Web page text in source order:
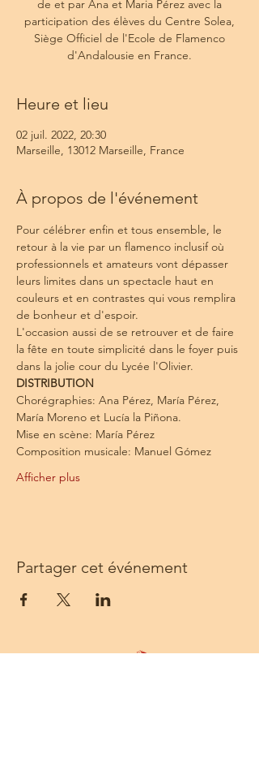
de et par Ana et Maria Pérez avec la
participation des élèves du Centre Solea,
Siège Officiel de l'Ecole de Flamenco
d'Andalousie en France.
Heure et lieu
02 juil. 2022, 20:30
Marseille, 13012 Marseille, France
À propos de l'événement
Pour célébrer enfin et tous ensemble, le
retour à la vie par un flamenco inclusif où
professionnels et amateurs vont dépasser
leurs limites dans un spectacle haut en
couleurs et en contrastes qui vous remplira
de bonheur et d'espoir.
L'occasion aussi de se retrouver et de faire
la fête en toute simplicité dans le foyer puis
dans la jolie cour du Lycée l'Olivier.
DISTRIBUTION
Chorégraphies: Ana Pérez, María Pérez,
María Moreno et Lucía la Piñona.
Mise en scène: María Pérez
Composition musicale: Manuel Gómez
Afficher plus
Partager cet événement